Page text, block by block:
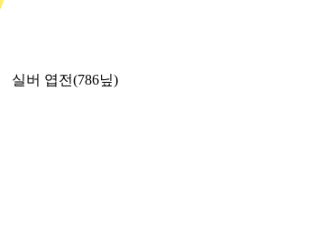
실버 엽전(786닢)